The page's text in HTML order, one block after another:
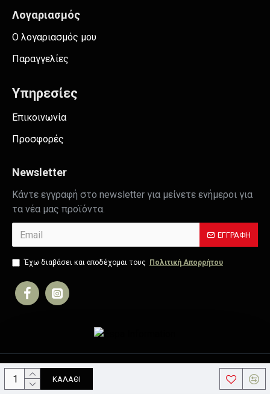
ΚΑΛΆΘΙ
Λογαριασμός
Ο λογαριασμός μου
Παραγγελίες
Υπηρεσίες
Επικοινωνία
Προσφορές
Newsletter
Κάντε εγγραφή στο newsletter για μείνετε ενήμεροι για
τα νέα μας προϊόντα.
ΕΓΓΡΑΦΉ
Έχω διαβάσει και αποδέχομαι τους Πολιτική Απορρήτου